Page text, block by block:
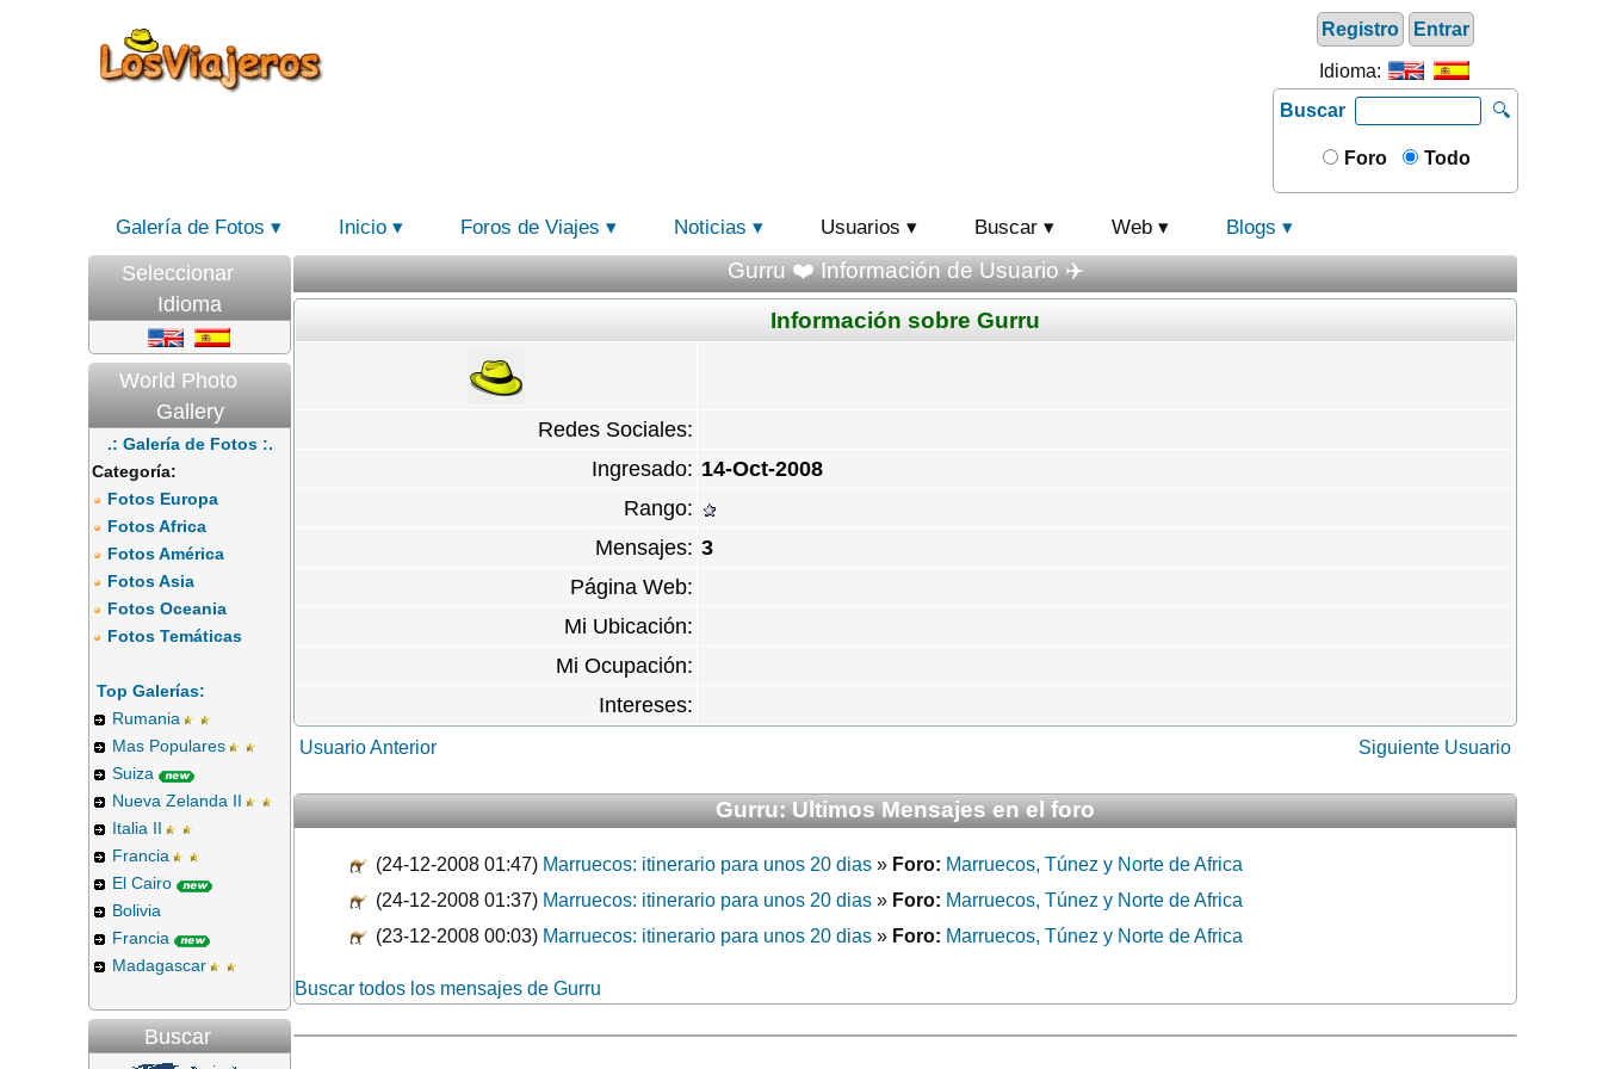
Registro Entrar
Idioma:
Buscar
🔍
Foro Todo
Galería de Fotos Inicio Foros de Viajes Noticias Usuarios Buscar Web Blogs
Seleccionar
Idioma
World Photo
Gallery
.: Galería de Fotos :.
Categoría:
Fotos Europa
Fotos Africa
Fotos América
Fotos Asia
Fotos Oceania
Fotos Temáticas
Top Galerías:
Rumania
Mas Populares
Suiza
Nueva Zelanda II
Italia II
Francia
El Cairo
Bolivia
Francia
Madagascar
Buscar
Gurru ❤️ Información de Usuario ✈️
Información sobre Gurru
Redes Sociales:
Ingresado: 14-Oct-2008
Rango:
Mensajes: 3
Página Web:
Mi Ubicación:
Mi Ocupación:
Intereses:
Usuario Anterior Siguiente Usuario
Gurru: Ultimos Mensajes en el foro
(24-12-2008 01:47) Marruecos: itinerario para unos 20 dias » Foro: Marruecos, Túnez y Norte de Africa
(24-12-2008 01:37) Marruecos: itinerario para unos 20 dias » Foro: Marruecos, Túnez y Norte de Africa
(23-12-2008 00:03) Marruecos: itinerario para unos 20 dias » Foro: Marruecos, Túnez y Norte de Africa
Buscar todos los mensajes de Gurru